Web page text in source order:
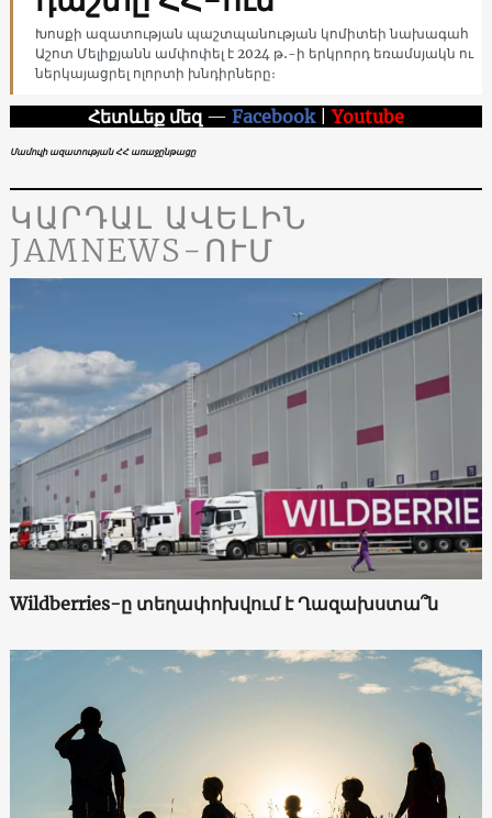
Խոսքի ազատության պաշտպանության կոմիտեի նախագահ
Աշոտ Մելիքյանն ամփոփել է 2024 թ․-ի երկրորդ եռամսյակն ու
ներկայացրել ոլորտի խնդիրները։
Հետևեք մեզ — Facebook |Youtube
Մամուլի ազատության ՀՀ առաջընթացը
ԿԱՐԴԱԼ ԱՎԵԼԻՆ
JAMNEWS-ՈՒՄ
Wildberries-ը տեղափոխվում է Ղազախստա՞ն